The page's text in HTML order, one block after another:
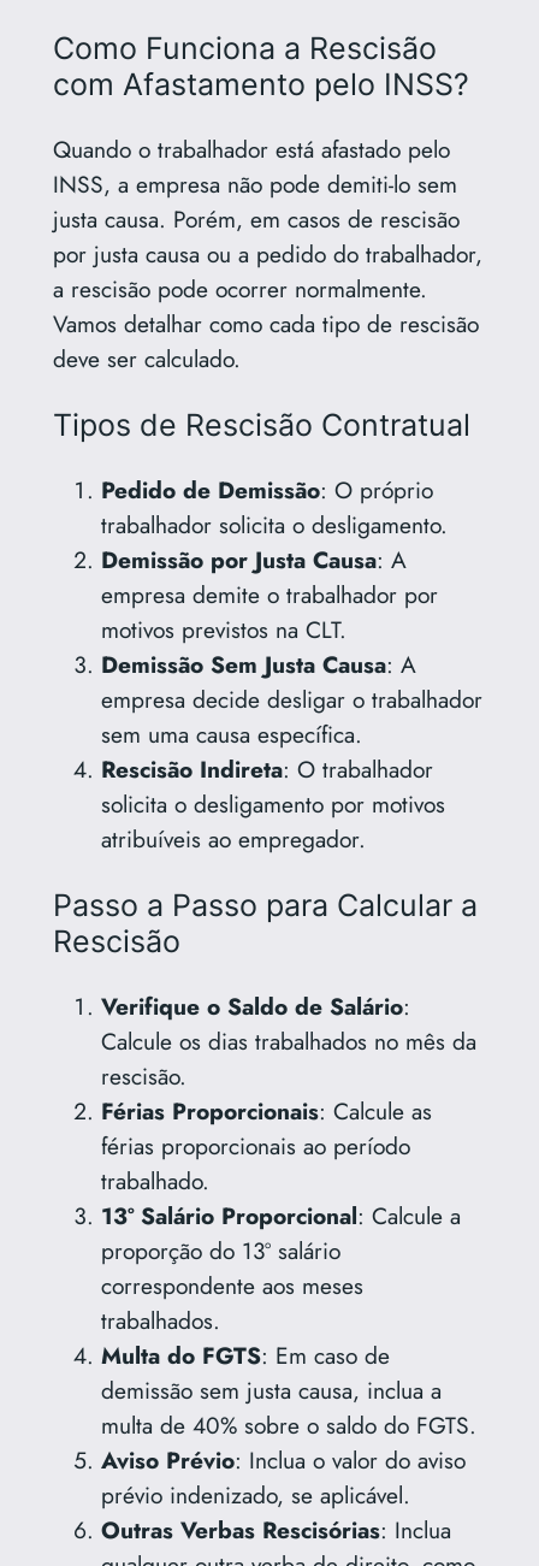
Como Funciona a Rescisão
com Afastamento pelo INSS?
Quando o trabalhador está afastado pelo
INSS, a empresa não pode demiti-lo sem
justa causa. Porém, em casos de rescisão
por justa causa ou a pedido do trabalhador,
a rescisão pode ocorrer normalmente.
Vamos detalhar como cada tipo de rescisão
deve ser calculado.
Tipos de Rescisão Contratual
Pedido de Demissão: O próprio
trabalhador solicita o desligamento.
Demissão por Justa Causa: A
empresa demite o trabalhador por
motivos previstos na CLT.
Demissão Sem Justa Causa: A
empresa decide desligar o trabalhador
sem uma causa específica.
Rescisão Indireta: O trabalhador
solicita o desligamento por motivos
atribuíveis ao empregador.
Passo a Passo para Calcular a
Rescisão
Verifique o Saldo de Salário:
Calcule os dias trabalhados no mês da
rescisão.
Férias Proporcionais: Calcule as
férias proporcionais ao período
trabalhado.
13º Salário Proporcional: Calcule a
proporção do 13º salário
correspondente aos meses
trabalhados.
Multa do FGTS: Em caso de
demissão sem justa causa, inclua a
multa de 40% sobre o saldo do FGTS.
Aviso Prévio: Inclua o valor do aviso
prévio indenizado, se aplicável.
Outras Verbas Rescisórias: Inclua